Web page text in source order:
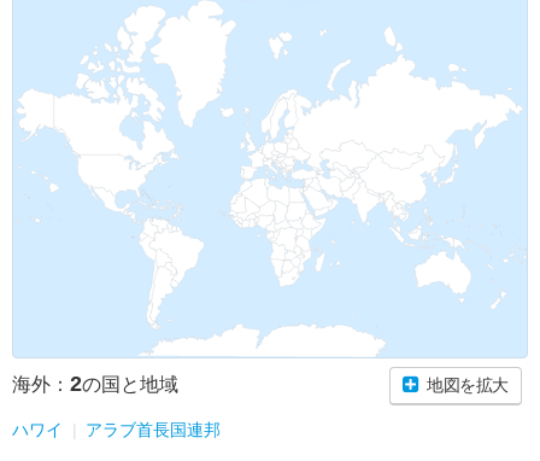
海外： 2の国と地域 地図を拡大
ハワイ アラブ首長国連邦